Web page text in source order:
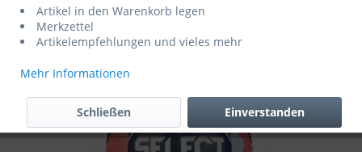
v26 blau/rot
Artikel in den Warenkorb legen
Merkzettel
Artikelempfehlungen und vieles mehr
Mehr Informationen
Einverstanden
Schließen